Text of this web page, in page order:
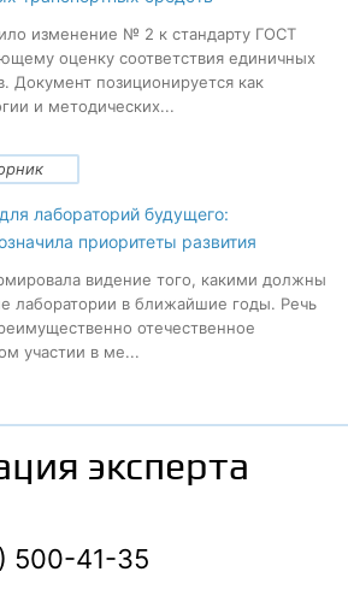
изменение № 2 к стандарту ГОСТ
оценку соответствия единичных
Документ позиционируется как
и методических...
лабораторий будущего:
приоритеты развития
видение того, какими должны
лаборатории в ближайшие годы. Речь
отечественное
участии в ме...
эксперта
500-41-35